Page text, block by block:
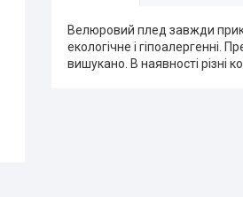
Велюровий плед завжди
екологічне і гіпоалергенні.
вишукано. В наявності різні